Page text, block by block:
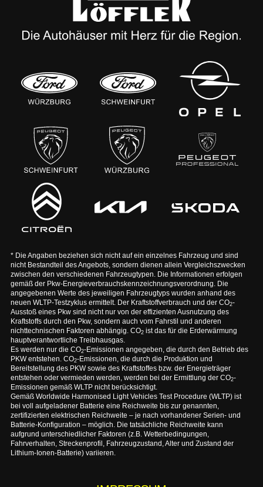
* Die Angaben beziehen sich nicht auf ein einzelnes Fahrzeug und sind
nicht Bestandteil des Angebots, sondern dienen allein Vergleichszwecken
zwischen den verschiedenen Fahrzeugtypen. Die Informationen erfolgen
gemäß der Pkw-Energieverbrauchskennzeichnungsverordnung. Die
angegebenen Werte des jeweiligen Fahrzeugtyps wurden anhand des
neuen WLTP-Testzyklus ermittelt. Der Kraftstoffverbrauch und der CO2-
Ausstoß eines Pkw sind nicht nur von der effizienten Ausnutzung des
Kraftstoffs durch den Pkw, sondern auch vom Fahrstil und anderen
nichttechnischen Faktoren abhängig. CO2ist das für die Erderwärmung
hauptverantwortliche Treibhausgas.
Es werden nur die CO2-Emissionen angegeben, die durch den Betrieb des
PKW entstehen. CO2-Emissionen, die durch die Produktion und
Bereitstellung des PKW sowie des Kraftstoffes bzw. der Energieträger
entstehen oder vermieden werden, werden bei der Ermittlung der CO2-
Emissionen gemäß WLTP nicht berücksichtigt.
Gemäß Worldwide Harmonised Light Vehicles Test Procedure (WLTP) ist
bei voll aufgeladener Batterie eine Reichweite bis zur genannten,
zertifizierten elektrischen Reichweite – je nach vorhandener Serien- und
Batterie-Konfiguration – möglich. Die tatsächliche Reichweite kann
aufgrund unterschiedlicher Faktoren (z.B. Wetterbedingungen,
Fahrverhalten, Streckenprofil, Fahrzeugzustand, Alter und Zustand der
Lithium-Ionen-Batterie) variieren.